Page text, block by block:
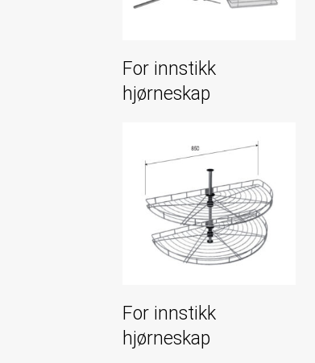
For innstikk
hjørneskap
For innstikk
hjørneskap